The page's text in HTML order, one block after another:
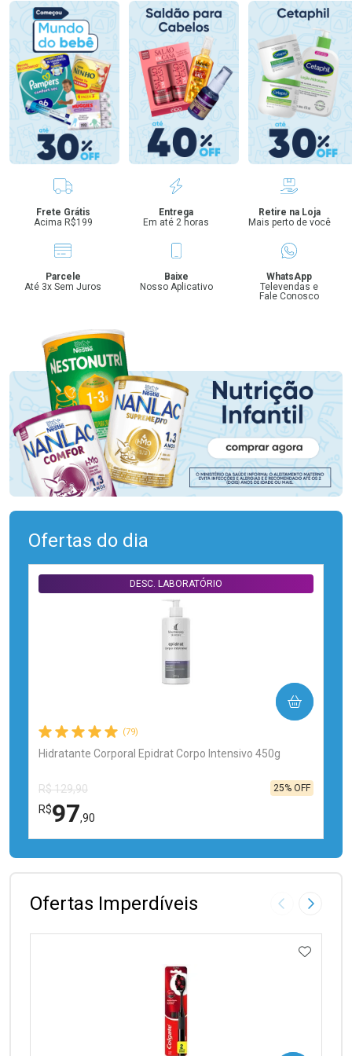
Benefícios
Frete Grátis
Acima R$199
Entrega
Em até 2 horas
Retire na Loja
Mais perto de você
Parcele
Até 3x Sem Juros
Baixe
Nosso Aplicativo
WhatsApp
Televendas e
Fale Conosco
Ofertas do dia
(79)
Hidratante Corporal Epidrat Corpo Intensivo 450g
DESC. LABORATÓRIO
R$ 129,90
R$97,90
25% OFF
COMPRAR
FECHAR
FECHAR
Ofertas Imperdíveis Imagem